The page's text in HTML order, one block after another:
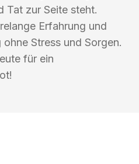
Tat zur Seite steht.
Erfahrung und
Stress und Sorgen.
für ein